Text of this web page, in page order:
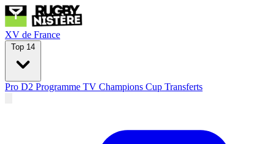
XV de France
Top 14
Pro D2 Programme TV Champions Cup Transferts